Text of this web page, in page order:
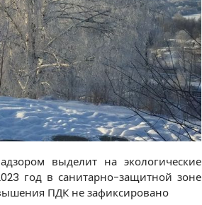
выделит на экологические
год в санитарно-защитной зоне
ПДК не зафиксировано